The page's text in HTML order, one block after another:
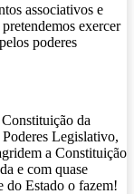
associativos e
exercer
poderes
da
Legislativo,
a Constituição
e com quase
do Estado o fazem!